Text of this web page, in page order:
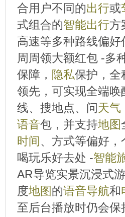
合用户不同的出行或
式组合的智能出行方
高速等多种路线偏
周周领大额红包 -多
保障， 隐私保护，全
领先，可实现全端
线、搜地点、问天气
语音包，并支持地图
时间、方式等偏好，
喝玩乐好去处 -智能
AR导览实景沉浸式
度地图的语音导航和
至后台播放时仍会